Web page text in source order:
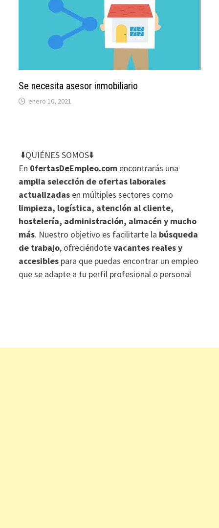
Se necesita asesor inmobiliario
enero 10, 2021
⬇️QUIÉNES SOMOS⬇️
En 0fertasDeEmpleo.comencontrarás una
amplia selección de ofertas laborales
actualizadasen múltiples sectores como
limpieza, logística, atención al cliente,
hostelería, administración, almacén y mucho
más. Nuestro objetivo es facilitarte la búsqueda
de trabajo, ofreciéndotevacantes reales y
accesiblespara que puedas encontrar un empleo
que se adapte a tu perfil profesional o personal